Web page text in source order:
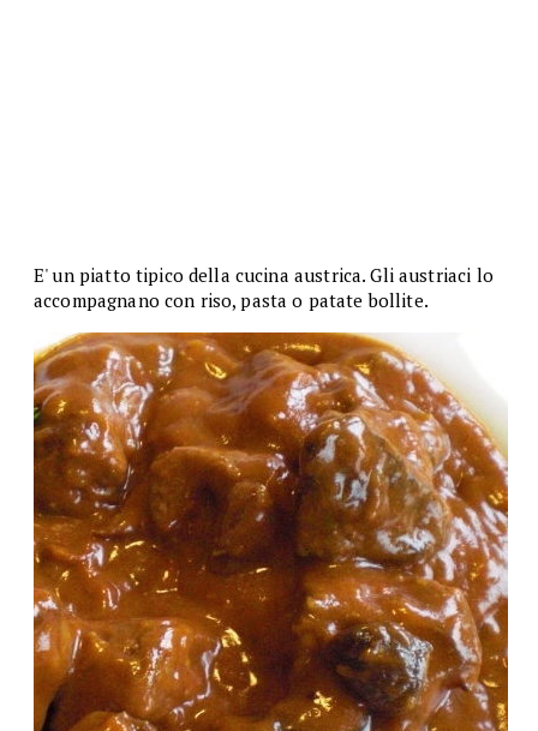
E' un piatto tipico della cucina austrica. Gli austriaci lo
accompagnano con riso, pasta o patate bollite.